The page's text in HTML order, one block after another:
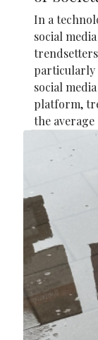
In a
social
particularly
social
platform,
the average